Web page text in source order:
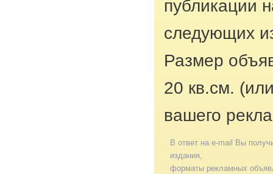
публикации
следующих
Размер
20 кв.см.
вашего
В ответ на e-mail Вы
издания,
форматы рекламных